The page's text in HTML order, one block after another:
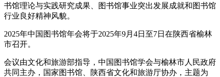
书馆理论与实践研究成果、图书馆事业突出发展成就和图书馆
行业良好精神风貌。
2025年中国图书馆年会将于2025年9月4日至7日在陕西省榆林
市召开。
会议由文化和旅游部指导，中国图书馆学会与榆林市人民政府
共同主办，国家图书馆、陕西省文化和旅游厅协办，主题为